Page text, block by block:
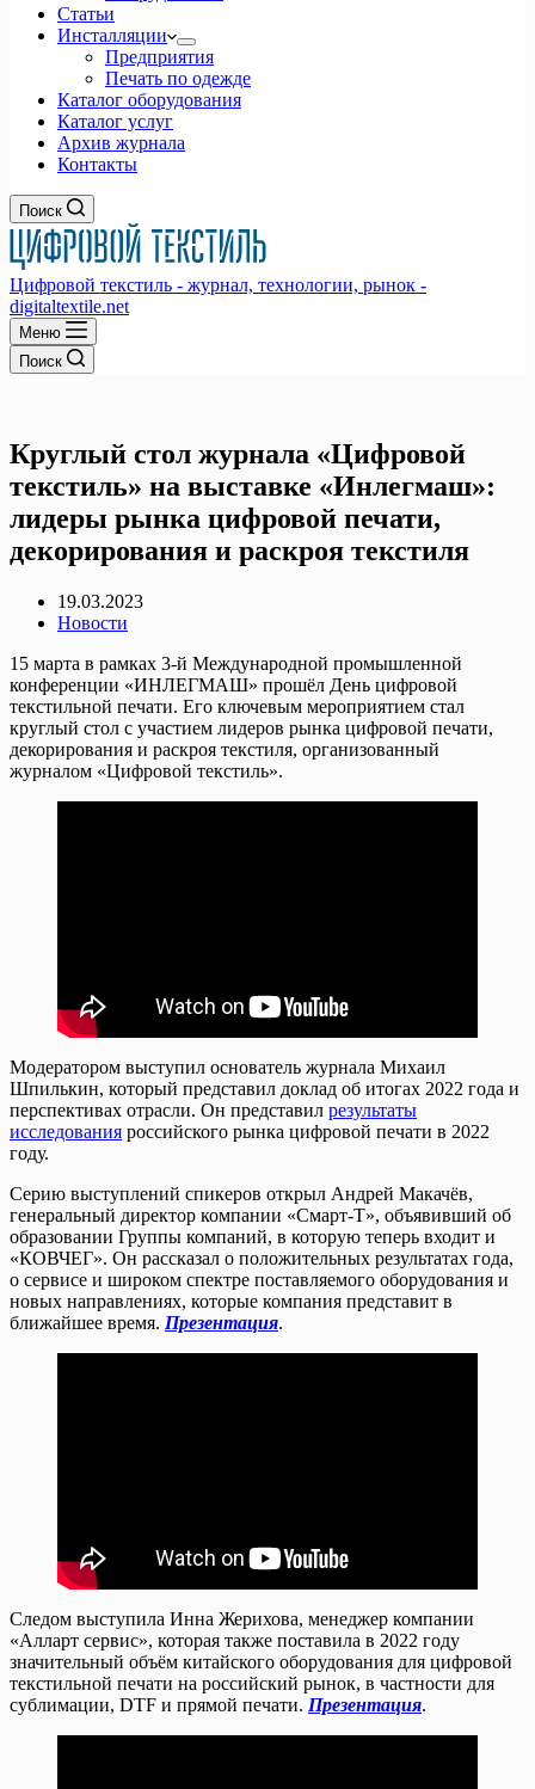
Статьи
Инсталляции
Предприятия
Печать по одежде
Каталог оборудования
Каталог услуг
Архив журнала
Контакты
Поиск
Цифровой текстиль - журнал, технологии, рынок -
digitaltextile.net
Меню
Поиск
Круглый стол журнала «Цифровой
текстиль» на выставке «Инлегмаш»:
лидеры рынка цифровой печати,
декорирования и раскроя текстиля
19.03.2023
Новости
15 марта в рамках 3-й Международной промышленной
конференции «ИНЛЕГМАШ» прошёл День цифровой
текстильной печати. Его ключевым мероприятием стал
круглый стол с участием лидеров рынка цифровой печати,
декорирования и раскроя текстиля, организованный
журналом «Цифровой текстиль».
Модератором выступил основатель журнала Михаил
Шпилькин, который представил доклад об итогах 2022 года и
перспективах отрасли. Он представил результаты
исследования российского рынка цифровой печати в 2022
году.
Серию выступлений спикеров открыл Андрей Макачёв,
генеральный директор компании «Смарт-Т», объявивший об
образовании Группы компаний, в которую теперь входит и
«КОВЧЕГ». Он рассказал о положительных результатах года,
о сервисе и широком спектре поставляемого оборудования и
новых направлениях, которые компания представит в
ближайшее время. Презентация.
Следом выступила Инна Жерихова, менеджер компании
«Алларт сервис», которая также поставила в 2022 году
значительный объём китайского оборудования для цифровой
текстильной печати на российский рынок, в частности для
сублимации, DTF и прямой печати. Презентация.